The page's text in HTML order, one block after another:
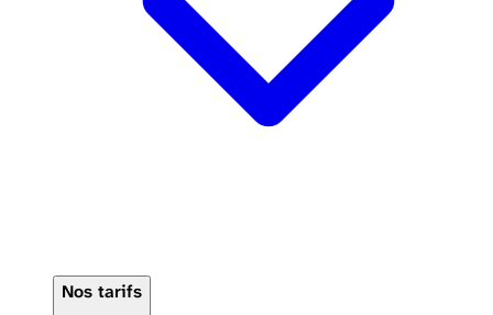
Nos tarifs